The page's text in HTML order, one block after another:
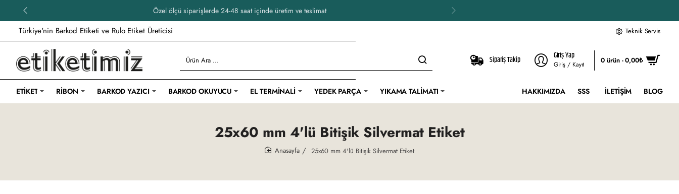
Özel ölçü siparişlerde 24-48 saat içinde üretim ve teslimat
Türkiye'nin Barkod Etiketi ve Rulo Etiket Üreticisi Teknik Servis
Ürün
Ara
...
Sipariş Takip Giriş Yap
Giriş / Kayıt 0 ürün - 0,00₺
ETIKET RIBON BARKOD YAZICI BARKOD OKUYUCU EL TERMINALI YEDEK PARÇA YIKAMA TALIMATI HAKKIMIZDA SSS İLETIŞIM BLOG
25x60 mm 4'lü Bitişik Silvermat Etiket
25x60 mm 4'lü Bitişik Silvermat Etiket